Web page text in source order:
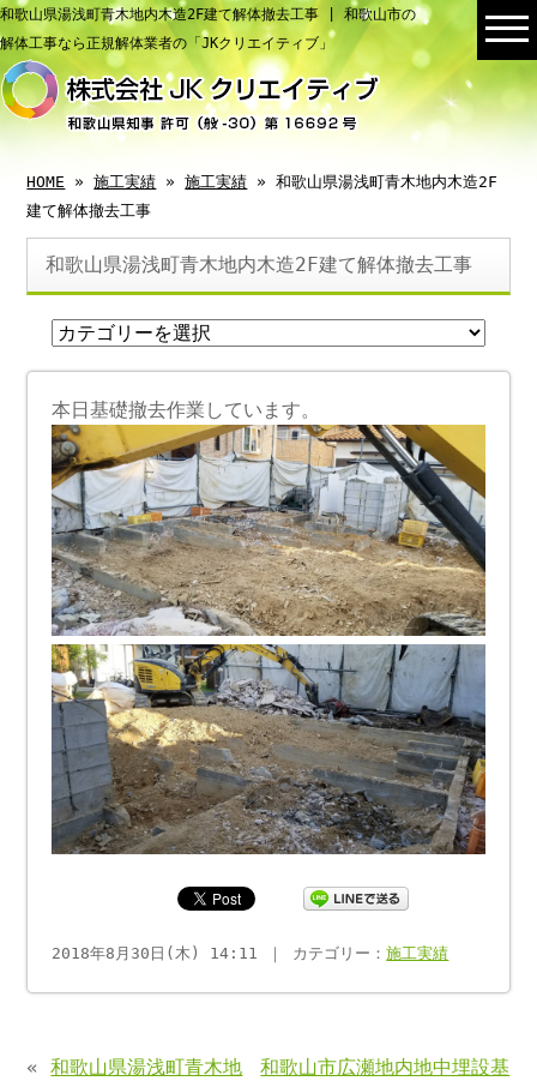
和歌山県湯浅町青木地内木造2F建て解体撤去工事 | 和歌山市の
解体工事なら正規解体業者の「JKクリエイティブ」
HOME »施工実績 »施工実績 » 和歌山県湯浅町青木地内木造2F
建て解体撤去工事
和歌山県湯浅町青木地内木造2F建て解体撤去工事
本日基礎撤去作業しています。
2018年8月30日(木) 14:11 ｜ カテゴリー：施工実績
«和歌山県湯浅町青木地
和歌山市広瀬地内地中埋設基